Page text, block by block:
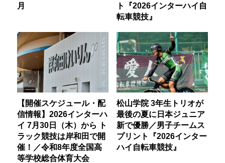
月
ト『2026インターハイ自
転車競技』
【開催スケジュール・配
信情報】2026インターハ
イ 7月30日（木）から ト
ラック競技は岸和田で開
催！／令和8年度全国高
等学校総合体育大会
松山学院 3年生トリオが
最後の夏に日本ジュニア
新で優勝／男子チームス
プリント『2026インター
ハイ自転車競技』